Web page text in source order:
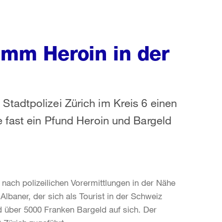
Heroin in der
Zürich im Kreis 6 einen
ein Pfund Heroin und Bargeld
polizeilichen Vorermittlungen in der Nähe
der sich als Tourist in der Schweiz
5000 Franken Bargeld auf sich. Der